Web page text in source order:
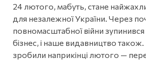
24 лютого, мабуть, стане
для незалежної України. Через
повномасштабної війни
бізнес, і наше видавництво
зробили наприкінці лютого —